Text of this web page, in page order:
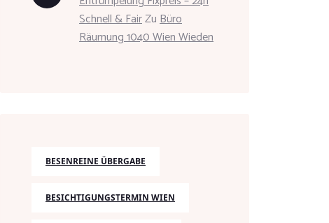
Schnell & FairZuBüro
Räumung 1040 Wien Wieden
BESENREINE ÜBERGABE
BESICHTIGUNGSTERMIN WIEN